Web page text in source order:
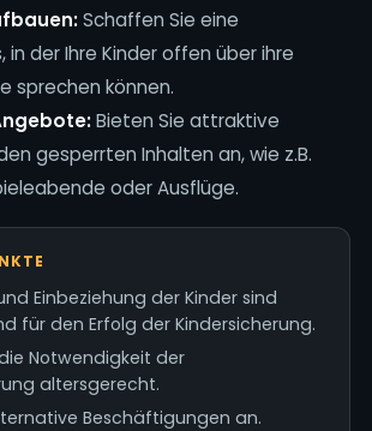
Schaffen Sie eine
in der Ihre Kinder offen über ihre
sprechen können.
Bieten Sie attraktive
gesperrten Inhalten an, wie z.B.
oder Ausflüge.
Einbeziehung der Kinder sind
für den Erfolg der Kindersicherung.
Notwendigkeit der
altersgerecht.
Beschäftigungen an.